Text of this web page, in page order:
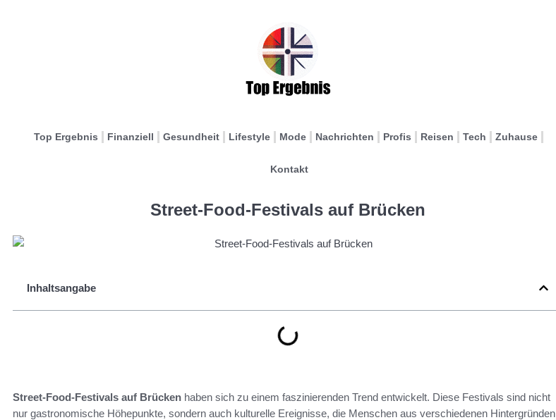
Top Ergebnis Finanziell Gesundheit Lifestyle Mode Nachrichten Profis Reisen Tech Zuhause
Kontakt
Street-Food-Festivals auf Brücken
Inhaltsangabe
Street-Food-Festivals auf Brücken haben sich zu einem faszinierenden Trend entwickelt. Diese Festivals sind nicht
nur gastronomische Höhepunkte, sondern auch kulturelle Ereignisse, die Menschen aus verschiedenen Hintergründen